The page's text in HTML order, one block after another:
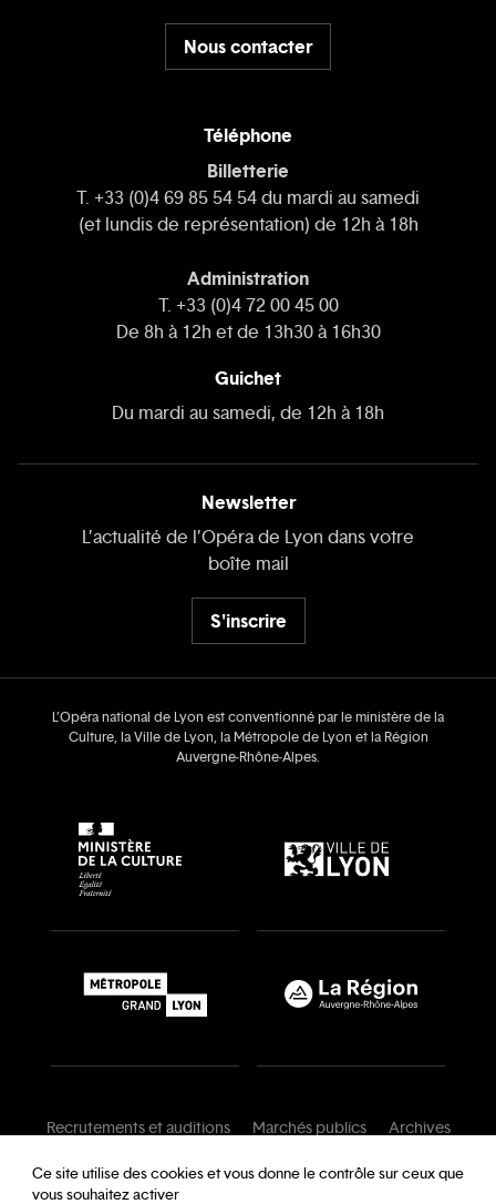
Nous contacter
Téléphone
Billetterie
T. +33 (0)4 69 85 54 54 du mardi au samedi
(et lundis de représentation) de 12h à 18h
Administration
T. +33 (0)4 72 00 45 00
De 8h à 12h et de 13h30 à 16h30
Guichet
Du mardi au samedi, de 12h à 18h
Newsletter
L’actualité de l’Opéra de Lyon dans votre
boîte mail
S'inscrire
L’Opéra national de Lyon est conventionné par le ministère de la
Culture, la Ville de Lyon, la Métropole de Lyon et la Région
Auvergne‑Rhône‑Alpes.
Recrutements et auditions Marchés publics
Archives
Mentions légales
Conditions générales
Charte de modération
Ce site utilise des cookies et vous donne le contrôle sur ceux que
vous souhaitez activer